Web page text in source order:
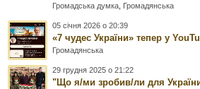
Громадська думка Громадянська
05 січня 2026 о 20:39
«7 чудес України» тепер у
Громадянська
29 грудня 2025 о 21:22
"Що я/ми зробив/ли для